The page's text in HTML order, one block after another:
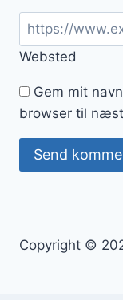
Websted
Gem mit
browser til
Copyright ©